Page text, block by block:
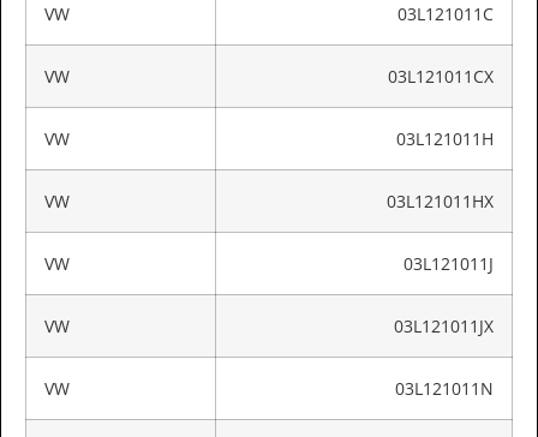
VW 03L121011C
VW 03L121011CX
VW 03L121011H
VW 03L121011HX
VW 03L121011J
VW 03L121011JX
VW 03L121011N